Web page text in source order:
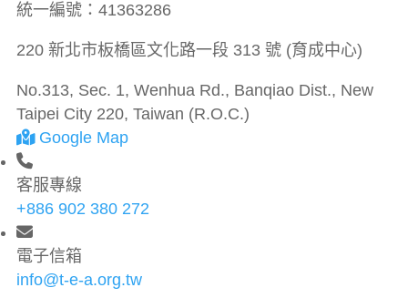
統一編號： 41363286
220 新北市板橋區文化路一段 313 號 (育成中心)
No.313, Sec. 1, Wenhua Rd., Banqiao Dist., New
Taipei City 220, Taiwan (R.O.C.)
Google Map
客服專線
+886 902 380 272
電子信箱
info@t-e-a.org.tw